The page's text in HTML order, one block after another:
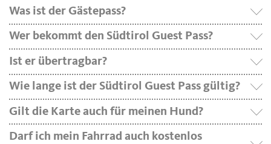
Was ist der Gästepass?
Wer bekommt den Südtirol Guest Pass?
Ist er übertragbar?
Wie lange ist der Südtirol Guest Pass gültig?
Gilt die Karte auch für meinen Hund?
Darf ich mein Fahrrad auch kostenlos